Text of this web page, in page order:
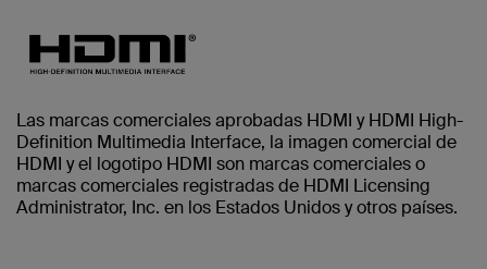
Las marcas comerciales aprobadas HDMI y HDMI High-
Definition Multimedia Interface, la imagen comercial de
HDMI y el logotipo HDMI son marcas comerciales o
marcas comerciales registradas de HDMI Licensing
Administrator, Inc. en los Estados Unidos y otros países.